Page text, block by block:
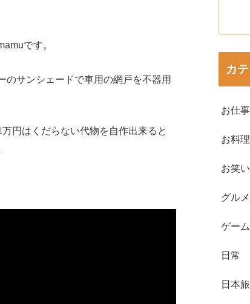
です。
のサンシェードで車用の網戸を不器用
円はくだらない代物を自作出来ると
カ
お仕
お料理
お笑い
グルメ
ゲーム
日常
日本旅